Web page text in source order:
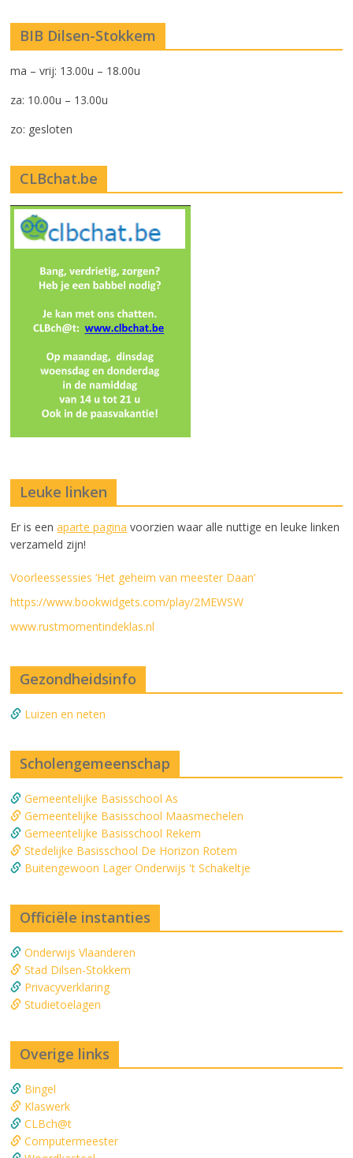
BIB Dilsen-Stokkem
ma – vrij: 13.00u – 18.00u
za: 10.00u – 13.00u
zo: gesloten
CLBchat.be
Leuke linken
Er is eenaparte pagina voorzien waar alle nuttige en leuke linken
verzameld zijn!
Voorleessessies ‘Het geheim van meester Daan’
https://www.bookwidgets.com/play/2MEWSW
www.rustmomentindeklas.nl
Gezondheidsinfo
Luizen en neten
Scholengemeenschap
Gemeentelijke Basisschool As
Gemeentelijke Basisschool Maasmechelen
Gemeentelijke Basisschool Rekem
Stedelijke Basisschool De Horizon Rotem
Buitengewoon Lager Onderwijs 't Schakeltje
Officiële instanties
Onderwijs Vlaanderen
Stad Dilsen-Stokkem
Privacyverklaring
Studietoelagen
Overige links
Bingel
Klaswerk
CLBch@t
Computermeester